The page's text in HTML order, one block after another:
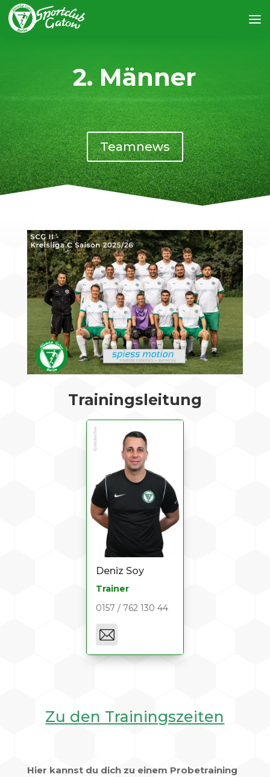
2. Männer
Teamnews
Trainingsleitung
Deniz Soy
Trainer
0157 / 762 130 44
Zu den Trainingszeiten
Hier kannst du dich zu einem Probetraining